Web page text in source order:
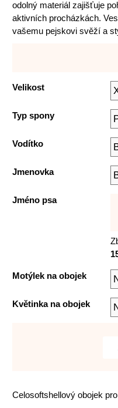
odolný materiál zajišťuje
aktivních procházkách.
vašemu pejskovi svěží a
Velikost
Typ spony
Vodítko
Jmenovka
Jméno psa
Motýlek na obojek
Květinka na obojek
Celosoftshellový obojek